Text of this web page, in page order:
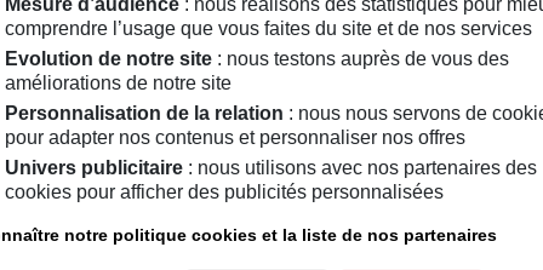
affichage situé à l'entrée de votre propriétéde
Plus précisément :
Cette obligation s’applique lorsque les
communs d’un immeuble d’habitation ou
regroupant plusieurs maisons (hall d’entrée
immeuble, local à vélo, cour partagée,
Aucune signalisation n’est imposée si les
comprendre l’usage que vous faites du site et de nos services
Evolution de notre site : nous testons auprès de vous des
améliorations de notre site
Personnalisation de la relation : nous nous servons de
pour adapter nos contenus et personnaliser nos offres
Univers publicitaire : nous utilisons avec nos partenaires des
cookies pour afficher des publicités personnalisées
notre politique cookies et la liste de nos partenaires